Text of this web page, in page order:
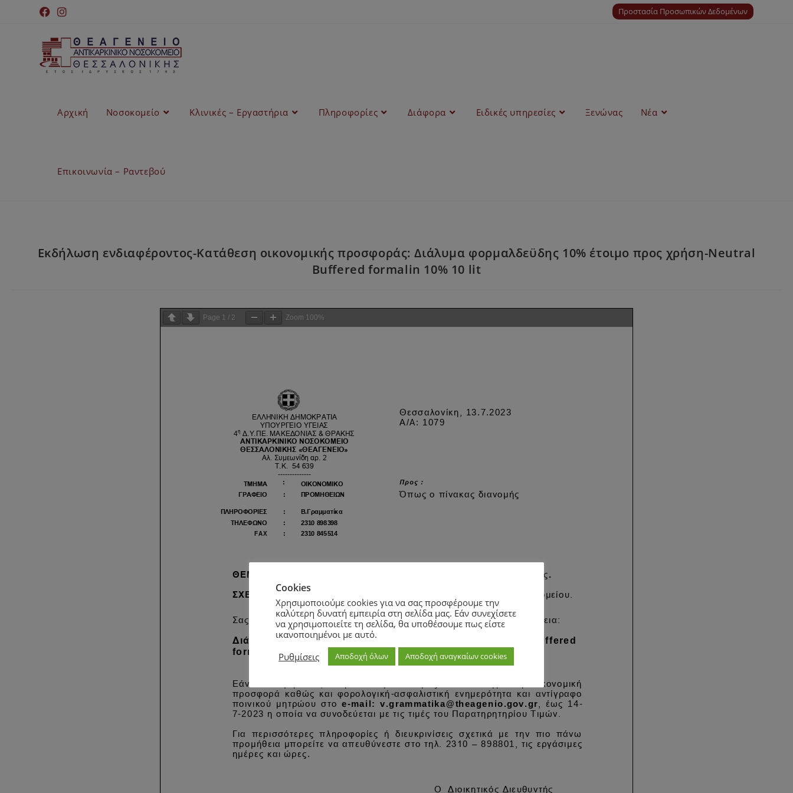
Προστασία Προσωπικών Δεδομένων
Αρχική Νοσοκομείο Κλινικές – Εργαστήρια Πληροφορίες Διάφορα Ειδικές υπηρεσίες Ξενώνας Νέα
Επικοινωνία – Ραντεβού
Εκδήλωση ενδιαφέροντος-Κατάθεση οικονομικής προσφοράς: Διάλυμα φορμαλδεϋδης 10% έτοιμο προς χρήση-Neutral
Buffered formalin 10% 10 lit
Page 1 / 2 Zoom 100%
Cookies
Χρησιμοποιούμε cookies για να σας προσφέρουμε την
καλύτερη δυνατή εμπειρία στη σελίδα μας. Εάν συνεχίσετε
να χρησιμοποιείτε τη σελίδα, θα υποθέσουμε πως είστε
ικανοποιημένοι με αυτό.
Ρυθμίσεις
Αποδοχή όλων Αποδοχή αναγκαίων cookies